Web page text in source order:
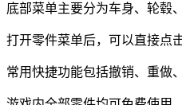
底部菜单主要分为车身、轮毂
打开零件菜单后，可以直接点
常用快捷功能包括撤销、重做